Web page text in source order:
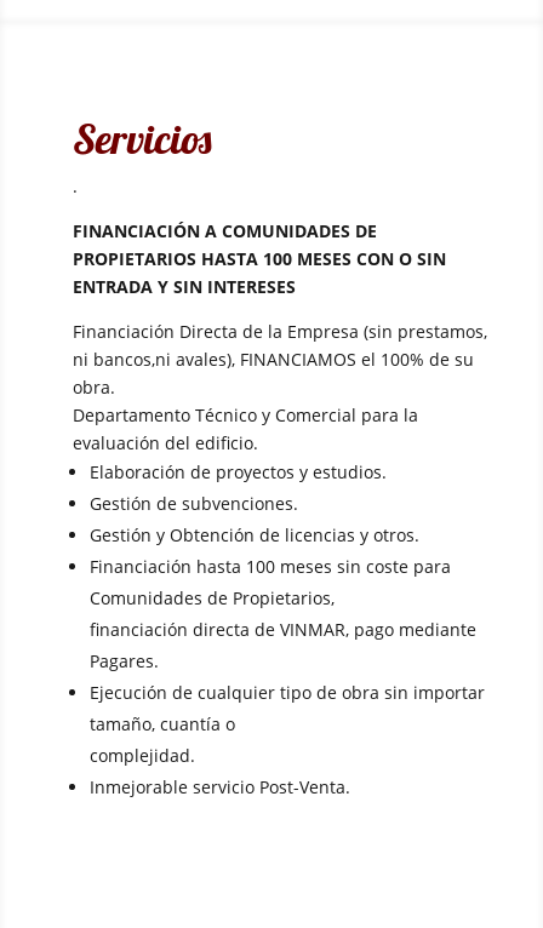
Servicios
.
FINANCIACIÓN A COMUNIDADES DE
PROPIETARIOS HASTA 100 MESES CON O SIN
ENTRADA Y SIN INTERESES
Financiación Directa de la Empresa (sin prestamos,
ni bancos,ni avales), FINANCIAMOS el 100% de su
obra.
Departamento Técnico y Comercial para la
evaluación del edificio.
Elaboración de proyectos y estudios.
Gestión de subvenciones.
Gestión y Obtención de licencias y otros.
Financiación hasta 100 meses sin coste para
Comunidades de Propietarios,
financiación directa de VINMAR, pago mediante
Pagares.
Ejecución de cualquier tipo de obra sin importar
tamaño, cuantía o
complejidad.
Inmejorable servicio Post-Venta.